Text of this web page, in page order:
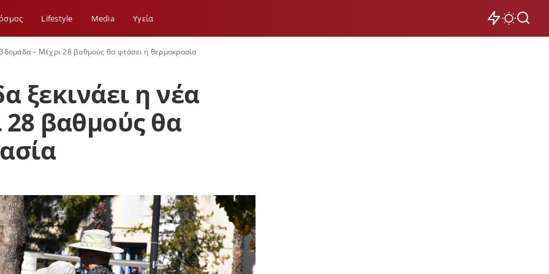
Lifestyle Media Yγεία
– Μέχρι 28 βαθμούς θα φτάσει η θερμοκρασία
ξεκινάει η νέα
βαθμούς θα